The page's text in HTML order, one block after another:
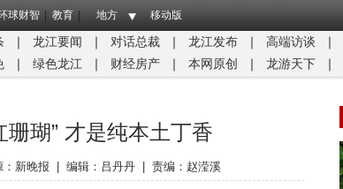
球财智 教育 地方 移动版
｜ 龙江要闻 ｜ 对话总裁 ｜ 龙江发布 ｜ 高端访谈 ｜
｜ 绿色龙江 ｜ 财经房产 ｜ 本网原创 ｜ 龙游天下 ｜
珊瑚” 才是纯本土丁香
新晚报 编辑：吕丹丹 责编：赵滢溪